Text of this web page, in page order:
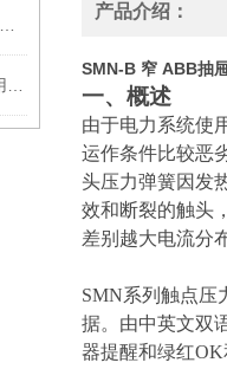
产品介绍：
SMN-B 窄 ABB抽
一、概述
由于电力系统使
运作条件比较恶
头压力弹簧因发
效和断裂的触头
差别越大电流分
SMN系列触点压
据。由中英文双
器提醒和绿红